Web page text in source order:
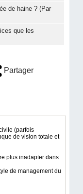
de haine ? (Par
que les
Partager
(parfois
de vision totale et
plus inadapter dans
de management du